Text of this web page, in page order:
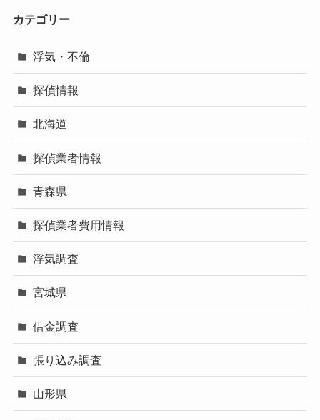
カテゴリー
浮気・不倫
探偵情報
北海道
探偵業者情報
青森県
探偵業者費用情報
浮気調査
宮城県
借金調査
張り込み調査
山形県